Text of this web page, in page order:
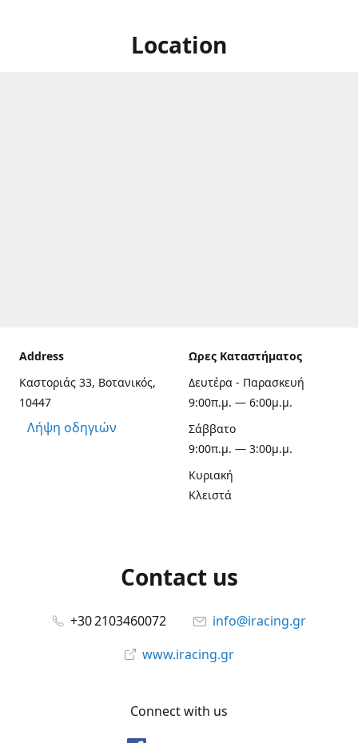
Location
Address
Καστοριάς 33, Βοτανικός,
10447
Λήψη οδηγιών
Ωρες Καταστήματος
Δευτέρα - Παρασκευή
9:00π.μ. — 6:00μ.μ.
Σάββατο
9:00π.μ. — 3:00μ.μ.
Κυριακή
Κλειστά
Contact us
+30 2103460072
info@iracing.gr
www.iracing.gr
Connect with us